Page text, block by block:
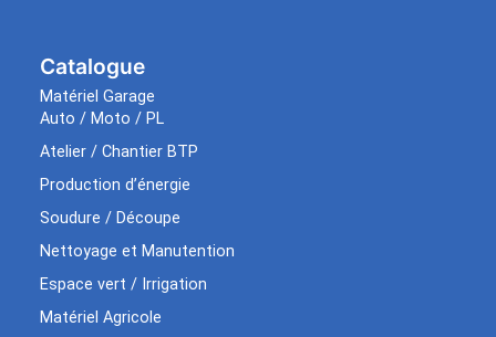
Catalogue
Matériel Garage
Auto / Moto / PL
Atelier / Chantier BTP
Production d’énergie
Soudure / Découpe
Nettoyage et Manutention
Espace vert / Irrigation
Matériel Agricole